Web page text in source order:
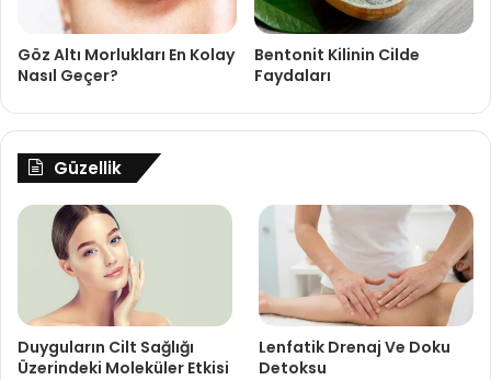
Göz Altı Morlukları En Kolay
Nasıl Geçer?
Bentonit Kilinin Cilde
Faydaları
Güzellik
Duyguların Cilt Sağlığı
Üzerindeki Moleküler Etkisi
Lenfatik Drenaj Ve Doku
Detoksu